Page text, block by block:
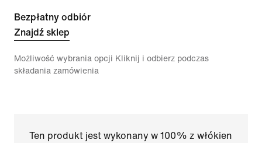
Bezpłatny odbiór
Znajdź sklep
Możliwość wybrania opcji Kliknij i odbierz podczas
składania zamówienia
Ten produkt jest wykonany w 100% z włókien